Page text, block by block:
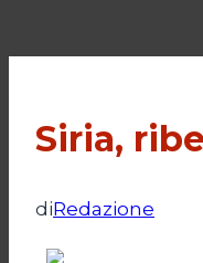
Siria,
diRedazione